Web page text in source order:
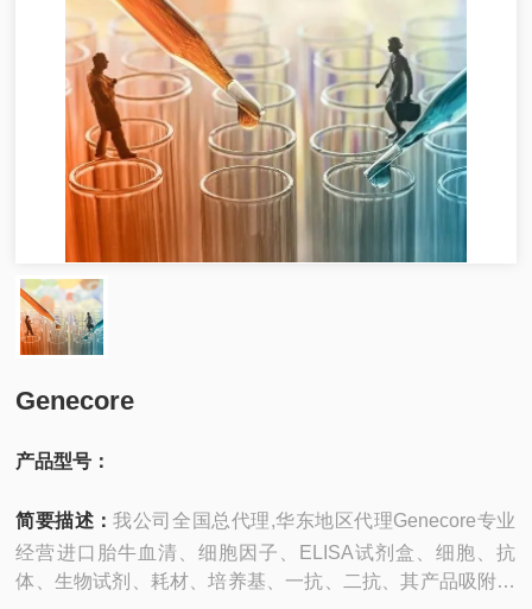
Genecore
产品型号：
简要描述：我公司全国总代理,华东地区代理Genecore专业
经营进口胎牛血清、细胞因子、ELISA试剂盒、细胞、抗
体、生物试剂、耗材、培养基、一抗、二抗、其产品吸附均